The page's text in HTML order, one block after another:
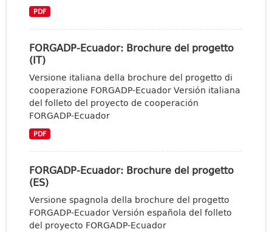
PDF
FORGADP-Ecuador: Brochure del progetto
(IT)
Versione italiana della brochure del progetto di
cooperazione FORGADP-Ecuador Versión italiana
del folleto del proyecto de cooperación
FORGADP-Ecuador
PDF
FORGADP-Ecuador: Brochure del progetto
(ES)
Versione spagnola della brochure del progetto
FORGADP-Ecuador Versión española del folleto
del proyecto FORGADP-Ecuador